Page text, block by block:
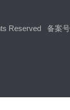
Reserved 备案